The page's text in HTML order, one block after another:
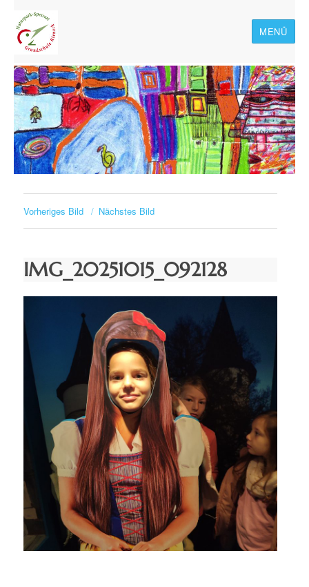
MENÜ
Vorheriges Bild Nächstes Bild
IMG_20251015_092128